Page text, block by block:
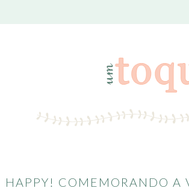
HAPPY! COMEMORANDO A